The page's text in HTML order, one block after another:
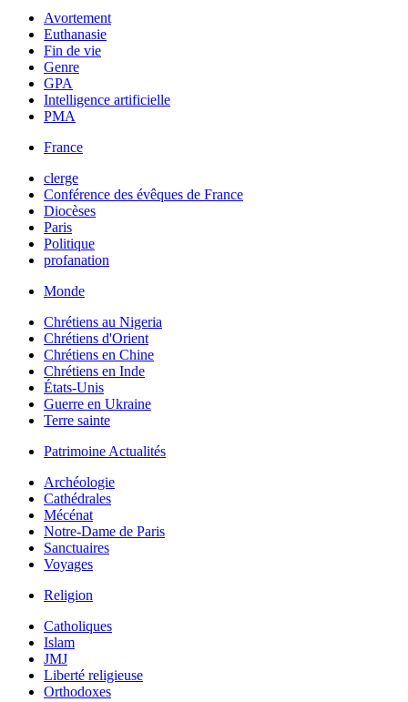
Avortement
Euthanasie
Fin de vie
Genre
GPA
Intelligence artificielle
PMA
France
clerge
Conférence des évêques de France
Diocèses
Paris
Politique
profanation
Monde
Chrétiens au Nigeria
Chrétiens d'Orient
Chrétiens en Chine
Chrétiens en Inde
États-Unis
Guerre en Ukraine
Terre sainte
Patrimoine Actualités
Archéologie
Cathédrales
Mécénat
Notre-Dame de Paris
Sanctuaires
Voyages
Religion
Catholiques
Islam
JMJ
Liberté religieuse
Orthodoxes